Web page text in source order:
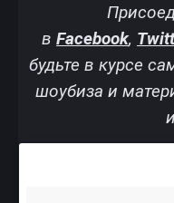
в Facebook,
будьте в курсе
шоубиза и